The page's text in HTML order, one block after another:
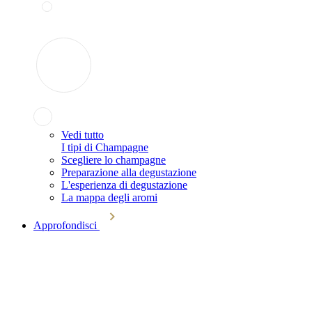
Vedi tutto
I tipi di Champagne
Scegliere lo champagne
Preparazione alla degustazione
L'esperienza di degustazione
La mappa degli aromi
Approfondisci